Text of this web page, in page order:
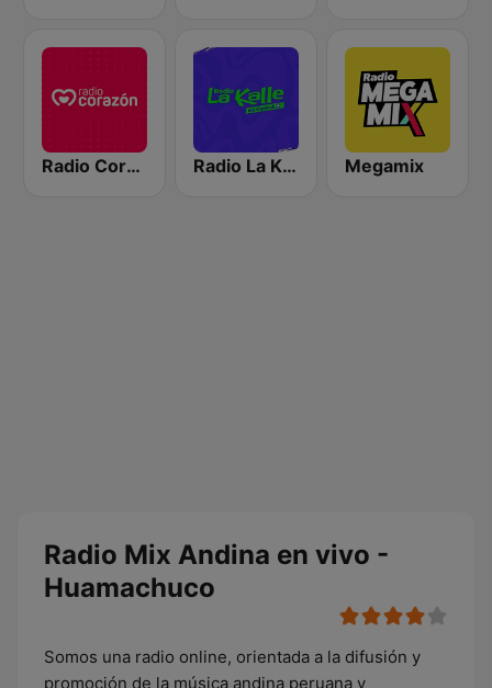
Radio Corazón Radio La Kalle Megamix
Radio Mix Andina en vivo -
Huamachuco
Somos una radio online, orientada a la difusión y
promoción de la música andina peruana y